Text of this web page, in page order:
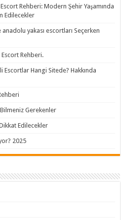
Rehberi: Modern Şehir Yaşamında
Edilecekler
yakası escortları Seçerken
Rehberi.
Escortlar Hangi Sitede? Hakkında
Gerekenler
Edilecekler
2025